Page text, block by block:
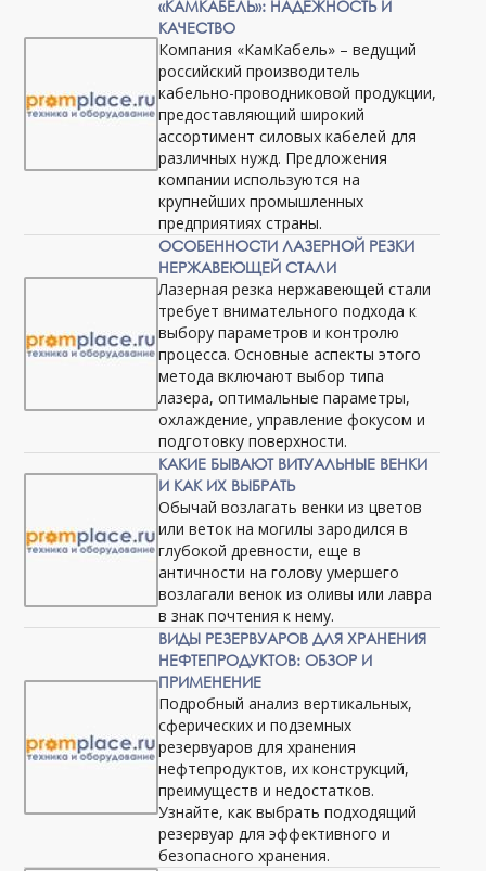
«КАМКАБЕЛЬ»: НАДЕЖНОСТЬ И
КАЧЕСТВО
Компания «КамКабель» – ведущий
российский производитель
кабельно-проводниковой продукции,
предоставляющий широкий
ассортимент силовых кабелей для
различных нужд. Предложения
компании используются на
крупнейших промышленных
предприятиях страны.
ОСОБЕННОСТИ ЛАЗЕРНОЙ РЕЗКИ
НЕРЖАВЕЮЩЕЙ СТАЛИ
Лазерная резка нержавеющей стали
требует внимательного подхода к
выбору параметров и контролю
процесса. Основные аспекты этого
метода включают выбор типа
лазера, оптимальные параметры,
охлаждение, управление фокусом и
подготовку поверхности.
КАКИЕ БЫВАЮТ ВИТУАЛЬНЫЕ ВЕНКИ
И КАК ИХ ВЫБРАТЬ
Обычай возлагать венки из цветов
или веток на могилы зародился в
глубокой древности, еще в
античности на голову умершего
возлагали венок из оливы или лавра
в знак почтения к нему.
ВИДЫ РЕЗЕРВУАРОВ ДЛЯ ХРАНЕНИЯ
НЕФТЕПРОДУКТОВ: ОБЗОР И
ПРИМЕНЕНИЕ
Подробный анализ вертикальных,
сферических и подземных
резервуаров для хранения
нефтепродуктов, их конструкций,
преимуществ и недостатков.
Узнайте, как выбрать подходящий
резервуар для эффективного и
безопасного хранения.